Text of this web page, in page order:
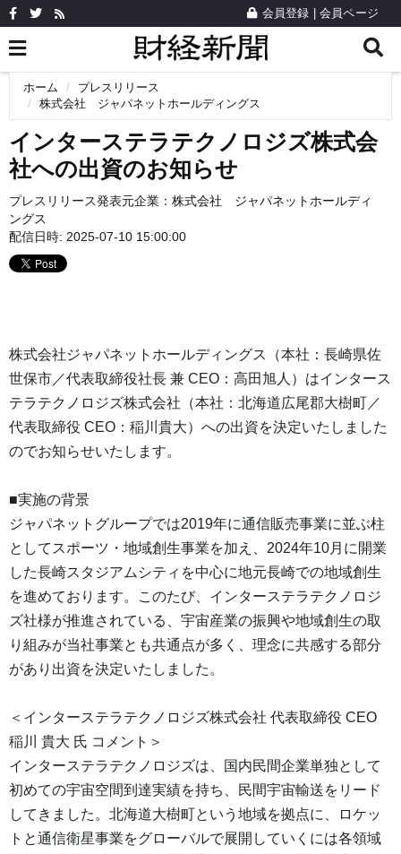
会員登録 会員ページ
ホーム
プレスリリース
株式会社 ジャパネットホールディングス
インターステラテクノロジズ株式会
社への出資のお知らせ
プレスリリース発表元企業： 株式会社 ジャパネットホールディ
ングス
配信日時: 2025-07-10 15:00:00
株式会社ジャパネットホールディングス（本社：長崎県佐
世保市／代表取締役社長 兼 CEO：高田旭人）はインタース
テラテクノロジズ株式会社（本社：北海道広尾郡大樹町／
代表取締役 CEO：稲川貴大）への出資を決定いたしました
のでお知らせいたします。
■実施の背景
ジャパネットグループでは2019年に通信販売事業に並ぶ柱
としてスポーツ・地域創生事業を加え、2024年10月に開業
した長崎スタジアムシティを中心に地元長崎での地域創生
を進めております。このたび、インターステラテクノロジ
ズ社様が推進されている、宇宙産業の振興や地域創生の取
り組みが当社事業とも共通点が多く、理念に共感する部分
があり出資を決定いたしました。
＜インターステラテクノロジズ株式会社 代表取締役 CEO
稲川 貴大 氏 コメント＞
インターステラテクノロジズは、国内民間企業単独として
初めての宇宙空間到達実績を持ち、民間宇宙輸送をリード
してきました。北海道大樹町という地域を拠点に、ロケッ
トと通信衛星事業をグローバルで展開していくには各領域